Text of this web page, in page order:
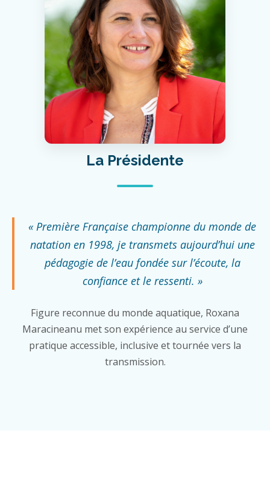
La Présidente
« Première Française championne du monde de
natation en 1998, je transmets aujourd’hui une
pédagogie de l’eau fondée sur l’écoute, la
confiance et le ressenti. »
Figure reconnue du monde aquatique, Roxana
Maracineanu met son expérience au service d’une
pratique accessible, inclusive et tournée vers la
transmission.